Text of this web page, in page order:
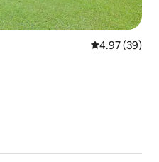
平均评分
4.97 (39)